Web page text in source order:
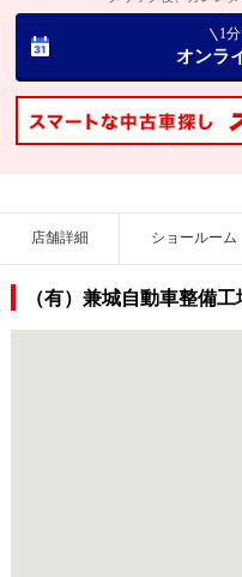
1
オンラ
店舗詳細 ショールーム
（有）兼城自動車整備工